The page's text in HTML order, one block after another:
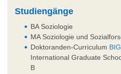
Studiengänge
BA Soziologie
MA Soziologie und
Doktoranden-Curriculum
International Graduate
B